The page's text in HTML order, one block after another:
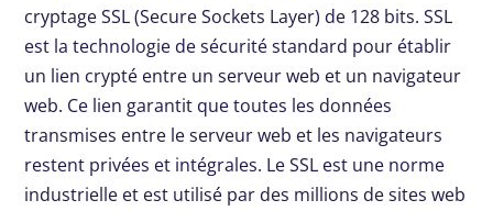
cryptage SSL (Secure Sockets Layer) de 128 bits. SSL
est la technologie de sécurité standard pour établir
un lien crypté entre un serveur web et un navigateur
web. Ce lien garantit que toutes les données
transmises entre le serveur web et les navigateurs
restent privées et intégrales. Le SSL est une norme
industrielle et est utilisé par des millions de sites web